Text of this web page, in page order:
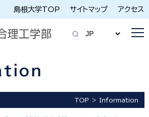
島根大学TOP サイトマップ アクセス
TOP Information